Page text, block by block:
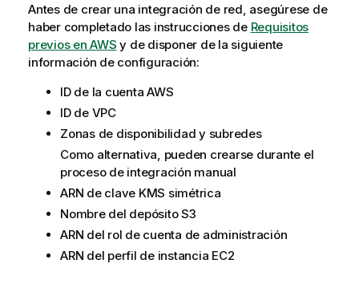
Antes de crear una integración de red, asegúrese de
haber completado las instrucciones de Requisitos
previos en AWS y de disponer de la siguiente
información de configuración:
ID de la cuenta AWS
ID de VPC
Zonas de disponibilidad y subredes
Como alternativa, pueden crearse durante el
proceso de integración manual
ARN de clave KMS simétrica
Nombre del depósito S3
ARN del rol de cuenta de administración
ARN del perfil de instancia EC2